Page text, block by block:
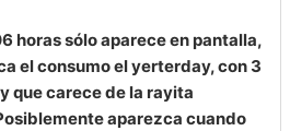
horas sólo aparece en pantalla,
el consumo el yerterday, con 3
que carece de la rayita
aparezca cuando